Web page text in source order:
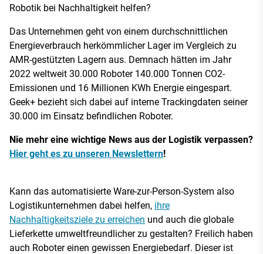
Robotik bei Nachhaltigkeit helfen?
Das Unternehmen geht von einem durchschnittlichen
Energieverbrauch herkömmlicher Lager im Vergleich zu
AMR-gestützten Lagern aus. Demnach hätten im Jahr
2022 weltweit 30.000 Roboter 140.000 Tonnen CO2-
Emissionen und 16 Millionen KWh Energie eingespart.
Geek+ bezieht sich dabei auf interne Trackingdaten seiner
30.000 im Einsatz befindlichen Roboter.
Nie mehr eine wichtige News aus der Logistik verpassen?
Hier geht es zu unseren Newslettern!
Kann das automatisierte Ware-zur-Person-System also
Logistikunternehmen dabei helfen, ihre
Nachhaltigkeitsziele zu erreichen und auch die globale
Lieferkette umweltfreundlicher zu gestalten? Freilich haben
auch Roboter einen gewissen Energiebedarf. Dieser ist